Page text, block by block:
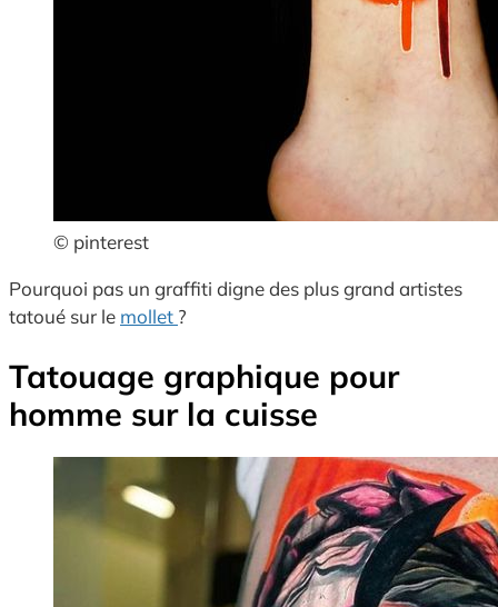
© pinterest
Pourquoi pas un graffiti digne des plus grand artistes
tatoué sur le mollet ?
Tatouage graphique pour
homme sur la cuisse